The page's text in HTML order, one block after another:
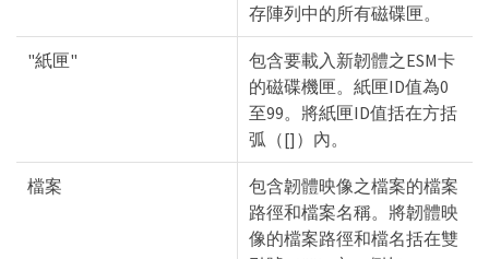
存陣列中的所有磁碟匣。
"紙匣"
包含要載入新韌體之ESM卡
的磁碟機匣。紙匣ID值為0
至99。將紙匣ID值括在方括
弧（[]）內。
檔案
包含韌體映像之檔案的檔案
路徑和檔案名稱。將韌體映
像的檔案路徑和檔名括在雙